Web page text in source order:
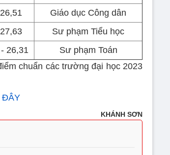
Giáo dục Công dân
Sư phạm Tiểu học
26,31
Sư phạm Toán
chuẩn các trường đại học 2023
ĐÂY
KHÁNH SƠN